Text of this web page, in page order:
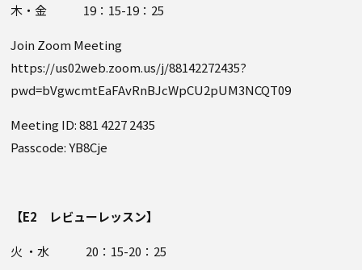
木・金 19：15-19：25
Join Zoom Meeting
https://us02web.zoom.us/j/88142272435?
pwd=bVgwcmtEaFAvRnBJcWpCU2pUM3NCQT09
Meeting ID: 881 4227 2435
Passcode: YB8Cje
【E2 レビューレッスン】
火 ・水 20：15-20：25